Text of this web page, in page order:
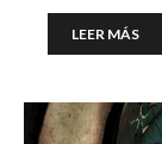
LEER MÁS